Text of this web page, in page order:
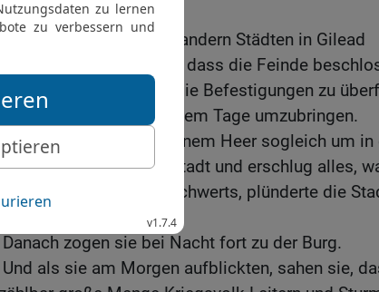
und auch, dass viele in andern Städten in Gilead
waren und dass die Feinde
am nächsten Tage die Befestigungen zu
und sie alle an einem Tage umzubringen.
Da kehrte Judas mit seinem Heer sogleich um in
Bosora, eroberte die Stadt und erschlug alles,
mit der Schärfe des Schwerts, plünderte die
sie in Brand.
Danach zogen sie bei Nacht fort zu der Burg.
Und als sie am Morgen aufblickten, sahen sie,